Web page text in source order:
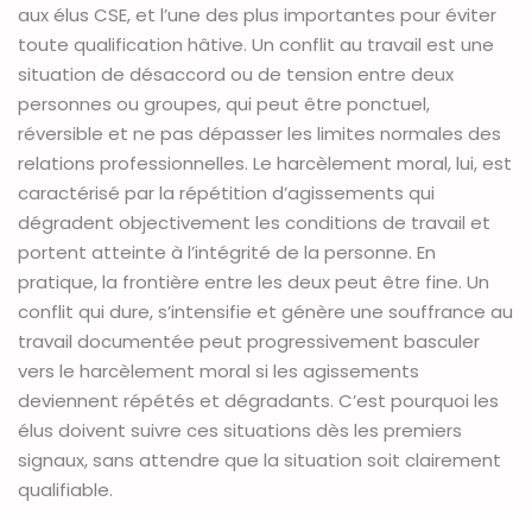
aux élus CSE, et l’une des plus importantes pour éviter
toute qualification hâtive. Un conflit au travail est une
situation de désaccord ou de tension entre deux
personnes ou groupes, qui peut être ponctuel,
réversible et ne pas dépasser les limites normales des
relations professionnelles. Le harcèlement moral, lui, est
caractérisé par la répétition d’agissements qui
dégradent objectivement les conditions de travail et
portent atteinte à l’intégrité de la personne. En
pratique, la frontière entre les deux peut être fine. Un
conflit qui dure, s’intensifie et génère une souffrance au
travail documentée peut progressivement basculer
vers le harcèlement moral si les agissements
deviennent répétés et dégradants. C’est pourquoi les
élus doivent suivre ces situations dès les premiers
signaux, sans attendre que la situation soit clairement
qualifiable.